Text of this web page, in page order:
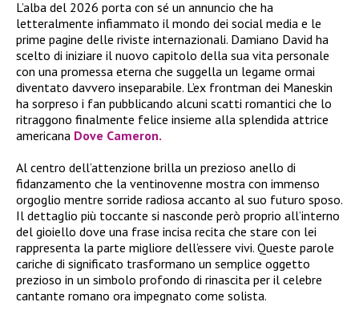
L’alba del 2026 porta con sé un annuncio che ha
letteralmente infiammato il mondo dei social media e le
prime pagine delle riviste internazionali. Damiano David ha
scelto di iniziare il nuovo capitolo della sua vita personale
con una promessa eterna che suggella un legame ormai
diventato davvero inseparabile. L’ex frontman dei Maneskin
ha sorpreso i fan pubblicando alcuni scatti romantici che lo
ritraggono finalmente felice insieme alla splendida attrice
americana Dove Cameron.
Al centro dell’attenzione brilla un prezioso anello di
fidanzamento che la ventinovenne mostra con immenso
orgoglio mentre sorride radiosa accanto al suo futuro sposo.
Il dettaglio più toccante si nasconde però proprio all’interno
del gioiello dove una frase incisa recita che stare con lei
rappresenta la parte migliore dell’essere vivi. Queste parole
cariche di significato trasformano un semplice oggetto
prezioso in un simbolo profondo di rinascita per il celebre
cantante romano ora impegnato come solista.